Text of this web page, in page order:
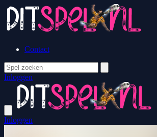
Contact
Inloggen
Inloggen